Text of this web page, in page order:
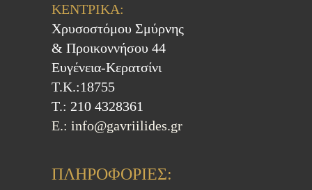
ΚΕΝΤΡΙΚΑ:
Χρυσοστόμου Σμύρνης
& Προικοννήσου 44
Ευγένεια-Κερατσίνι
Τ.Κ.:18755
Τ.: 210 4328361
E.: info@gavriilides.gr
ΠΛΗΡΟΦΟΡΙΕΣ: